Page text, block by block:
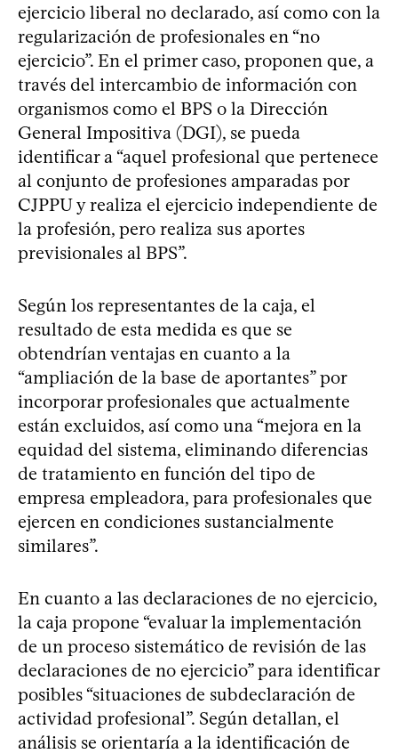
ejercicio liberal no declarado, así como con la
regularización de profesionales en “no
ejercicio”. En el primer caso, proponen que, a
través del intercambio de información con
organismos como el BPS o la Dirección
General Impositiva (DGI), se pueda
identificar a “aquel profesional que pertenece
al conjunto de profesiones amparadas por
CJPPU y realiza el ejercicio independiente de
la profesión, pero realiza sus aportes
previsionales al BPS”.
Según los representantes de la caja, el
resultado de esta medida es que se
obtendrían ventajas en cuanto a la
“ampliación de la base de aportantes” por
incorporar profesionales que actualmente
están excluidos, así como una “mejora en la
equidad del sistema, eliminando diferencias
de tratamiento en función del tipo de
empresa empleadora, para profesionales que
ejercen en condiciones sustancialmente
similares”.
En cuanto a las declaraciones de no ejercicio,
la caja propone “evaluar la implementación
de un proceso sistemático de revisión de las
declaraciones de no ejercicio” para identificar
posibles “situaciones de subdeclaración de
actividad profesional”. Según detallan, el
análisis se orientaría a la identificación de